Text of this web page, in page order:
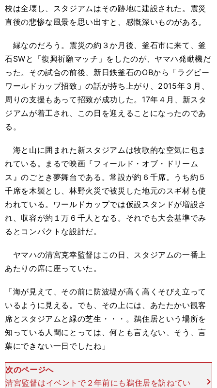
校は全壊し、スタジアムはその跡地に建設された。震災
直後の悲惨な風景を思い出すと、感慨深いものがある。
縁なのだろう。震災の約３か月後、釜石市に来て、釜
石SWと「復興祈願マッチ」をしたのが、ヤマハ発動機だ
った。その試合の前後、新日鉄釜石のOBから「ラグビー
ワールドカップ招致」の話が持ち上がり、2015年３月、
周りの支援もあって招致が成功した。17年４月、新スタ
ジアムが着工され、この日を迎えることになったのであ
る。
海と山に囲まれた新スタジアムは牧歌的な空気に包ま
れている。まるで映画『フィールド・オブ・ドリーム
ス』のごとき夢舞台である。常設が約６千席。うち約５
千席を木製とし、林野火災で被災した地元のスギ材も使
われている。ワールドカップでは仮設スタンドが増設さ
れ、収容が約１万６千人となる。それでも大会基準でみ
るとコンパクトな設計だ。
ヤマハの清宮克幸監督はこの日、スタジアムの一番上
あたりの席に座っていた。
「海が見えて、その前に防波堤が高く高くそびえ立って
いるように見える。でも、その上には、あたたかい観客
席とスタジアムと緑の芝生・・・。鵜住居という場所を
知っている人間にとっては、何とも言えない、そう、言
葉にできない一日でしたね」
次のページへ
清宮監督はイベントで２年前にも鵜住居を訪ねてい